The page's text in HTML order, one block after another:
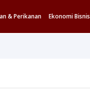
& Perikanan Ekonomi Bisnis